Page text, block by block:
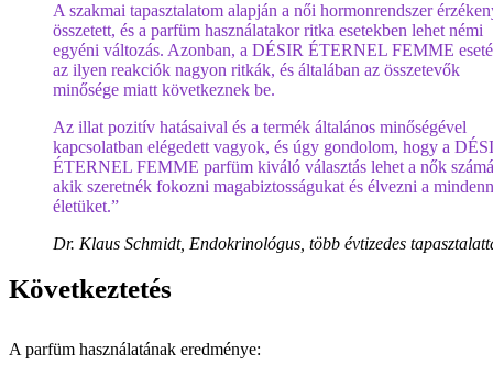
A szakmai tapasztalatom alapján a női hormonrendszer
összetett, és a parfüm használatakor ritka esetekben lehet némi
egyéni változás. Azonban, a DÉSIR ÉTERNEL FEMME
az ilyen reakciók nagyon ritkák, és általában az összetevők
minősége miatt következnek be.
Az illat pozitív hatásaival és a termék általános minőségével
kapcsolatban elégedett vagyok, és úgy gondolom, hogy a
ÉTERNEL FEMME parfüm kiváló választás lehet a nők
akik szeretnék fokozni magabiztosságukat és élvezni a
életüket.”
Dr. Klaus Schmidt, Endokrinológus, több évtizedes
Következtetés
A parfüm használatának eredménye: